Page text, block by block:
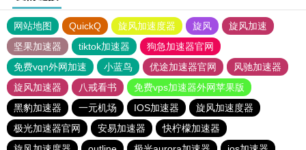
网站地图 QuickQ 旋风加速度器 旋风
旋风加速
坚果加速器
tiktok加速器
狗急加速器官网
免费vqn外网加速
小蓝鸟 优途加速器官网
风驰加速器
旋风加速器
八戒看书
免费vps加速器外网苹果版
黑豹加速器
一元机场 IOS加速器
旋风加速度器
极光加速器官网
安易加速器
快柠檬加速器